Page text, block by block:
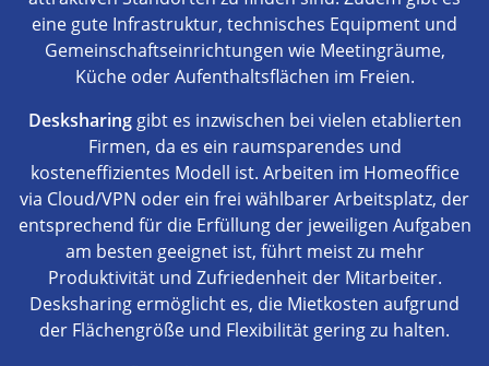
eine gute Infrastruktur, technisches Equipment und
Gemeinschaftseinrichtungen wie Meetingräume,
Küche oder Aufenthaltsflächen im Freien.
Desksharinggibt es inzwischen bei vielen etablierten
Firmen, da es ein raumsparendes und
kosteneffizientes Modell ist. Arbeiten im Homeoffice
via Cloud/VPN oder ein frei wählbarer Arbeitsplatz, der
entsprechend für die Erfüllung der jeweiligen Aufgaben
am besten geeignet ist, führt meist zu mehr
Produktivität und Zufriedenheit der Mitarbeiter.
Desksharing ermöglicht es, die Mietkosten aufgrund
der Flächengröße und Flexibilität gering zu halten.